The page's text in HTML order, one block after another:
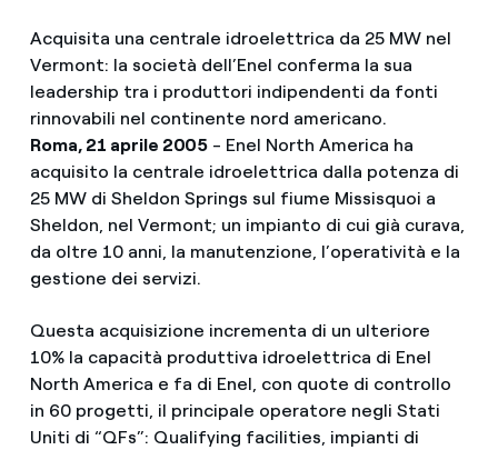
Acquisita una centrale idroelettrica da 25 MW nel
Vermont: la società dell’Enel conferma la sua
leadership tra i produttori indipendenti da fonti
rinnovabili nel continente nord americano.
Roma, 21 aprile 2005 - Enel North America ha
acquisito la centrale idroelettrica dalla potenza di
25 MW di Sheldon Springs sul fiume Missisquoi a
Sheldon, nel Vermont; un impianto di cui già curava,
da oltre 10 anni, la manutenzione, l’operatività e la
gestione dei servizi.
Questa acquisizione incrementa di un ulteriore
10% la capacità produttiva idroelettrica di Enel
North America e fa di Enel, con quote di controllo
in 60 progetti, il principale operatore negli Stati
Uniti di “QFs”: Qualifying facilities, impianti di